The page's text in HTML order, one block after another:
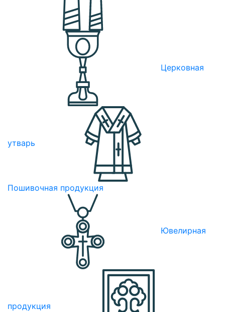
Церковная
утварь
Пошивочная продукция
Ювелирная
продукция